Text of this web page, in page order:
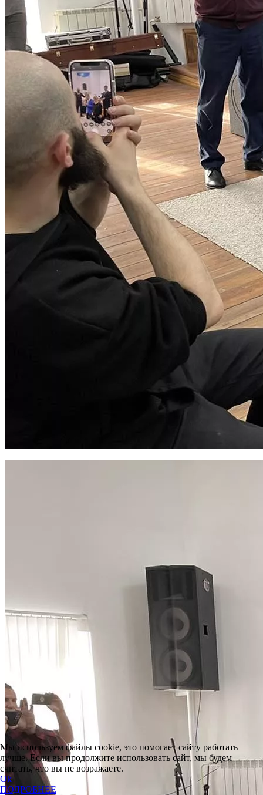
Мы используем файлы cookie, это помогает сайту работать
лучше. Если вы продолжите использовать сайт, мы будем
считать, что вы не возражаете.
Ok
ПОДРОБНЕЕ